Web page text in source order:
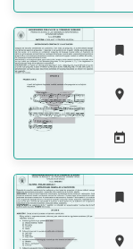





